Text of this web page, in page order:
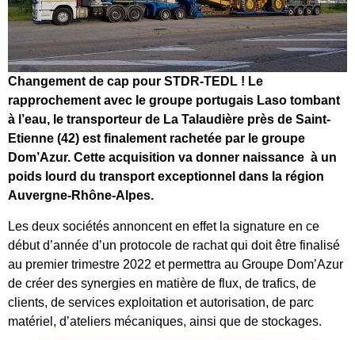
Changement de cap pour STDR-TEDL ! Le
rapprochement avec le groupe portugais Laso tombant
à l’eau, le transporteur de La Talaudière près de Saint-
Etienne (42) est finalement rachetée par le groupe
Dom’Azur. Cette acquisition va donner naissance à un
poids lourd du transport exceptionnel dans la région
Auvergne-Rhône-Alpes.
Les deux sociétés annoncent en effet la signature en ce
début d’année d’un protocole de rachat qui doit être finalisé
au premier trimestre 2022 et permettra au Groupe Dom’Azur
de créer des synergies en matière de flux, de trafics, de
clients, de services exploitation et autorisation, de parc
matériel, d’ateliers mécaniques, ainsi que de stockages.